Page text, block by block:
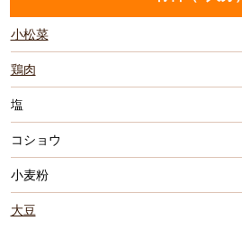
小松菜
鶏肉
塩
コショウ
小麦粉
大豆